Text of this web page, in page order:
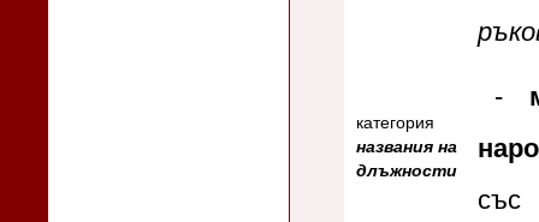
категория
названия на
длъжности
-